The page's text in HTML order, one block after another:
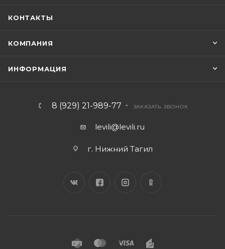
КОНТАКТЫ
КОМПАНИЯ
ИНФОРМАЦИЯ
8 (929) 21-989-77 ЗАКАЗАТЬ ЗВОНОК
levili@levili.ru
г. Нижний Тагил